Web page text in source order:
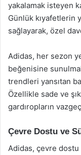
yakalamak isteyen
Günlük kıyafetlerin
sağlayarak, özel
Adidas, her sezon
beğenisine
trendleri yansıtan
Özellikle sade ve
gardıropların
Çevre Dostu ve
Adidas, çevre